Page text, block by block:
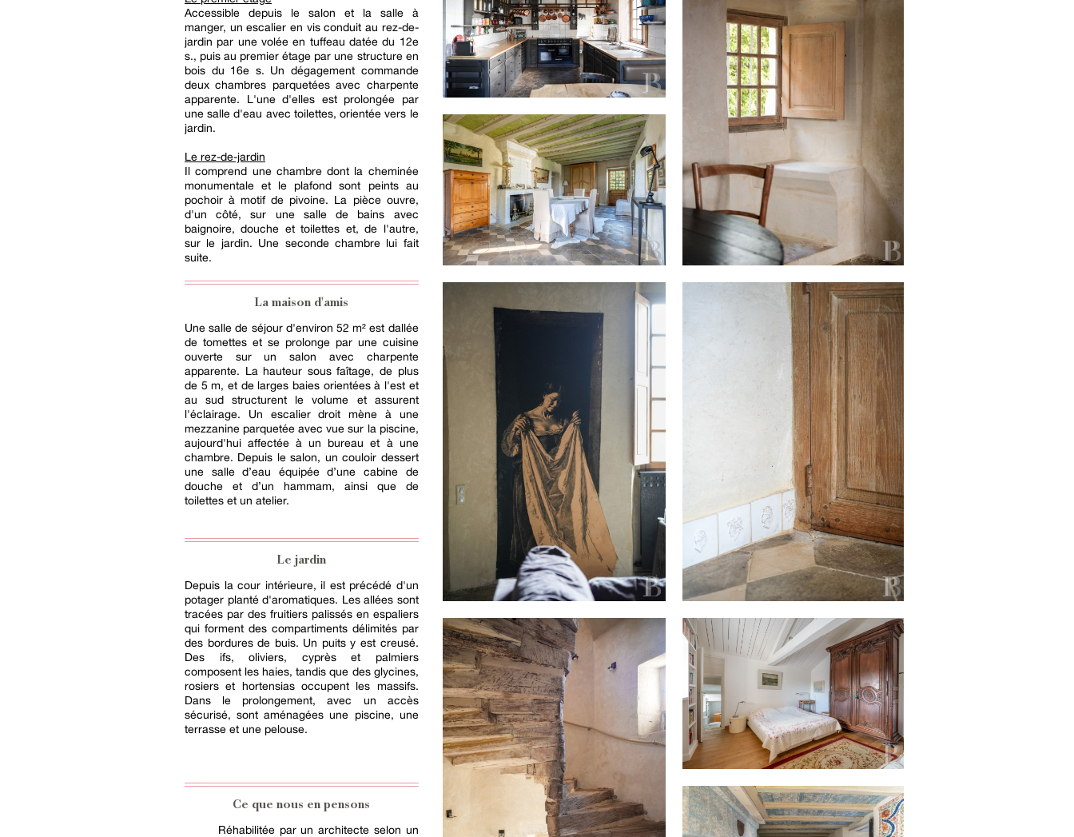
Accessible depuis le salon et la salle à
manger, un escalier en vis conduit au rez-de-
jardin par une volée en tuffeau datée du 12e
s., puis au premier étage par une structure en
bois du 16e s. Un dégagement commande
deux chambres parquetées avec charpente
apparente. L'une d'elles est prolongée par
une salle d'eau avec toilettes, orientée vers le
jardin.
Le rez-de-jardin
Il comprend une chambre dont la cheminée
monumentale et le plafond sont peints au
pochoir à motif de pivoine. La pièce ouvre,
d'un côté, sur une salle de bains avec
baignoire, douche et toilettes et, de l'autre,
sur le jardin. Une seconde chambre lui fait
suite.
La maison d'amis
Une salle de séjour d'environ 52 m² est dallée
de tomettes et se prolonge par une cuisine
ouverte sur un salon avec charpente
apparente. La hauteur sous faîtage, de plus
de 5 m, et de larges baies orientées à l'est et
au sud structurent le volume et assurent
l'éclairage. Un escalier droit mène à une
mezzanine parquetée avec vue sur la piscine,
aujourd'hui affectée à un bureau et à une
chambre. Depuis le salon, un couloir dessert
une salle d’eau équipée d’une cabine de
douche et d’un hammam, ainsi que de
toilettes et un atelier.
Le jardin
Depuis la cour intérieure, il est précédé d'un
potager planté d'aromatiques. Les allées sont
tracées par des fruitiers palissés en espaliers
qui forment des compartiments délimités par
des bordures de buis. Un puits y est creusé.
Des ifs, oliviers, cyprès et palmiers
composent les haies, tandis que des glycines,
rosiers et hortensias occupent les massifs.
Dans le prolongement, avec un accès
sécurisé, sont aménagées une piscine, une
terrasse et une pelouse.
Ce que nous en pensons
Réhabilitée par un architecte selon un